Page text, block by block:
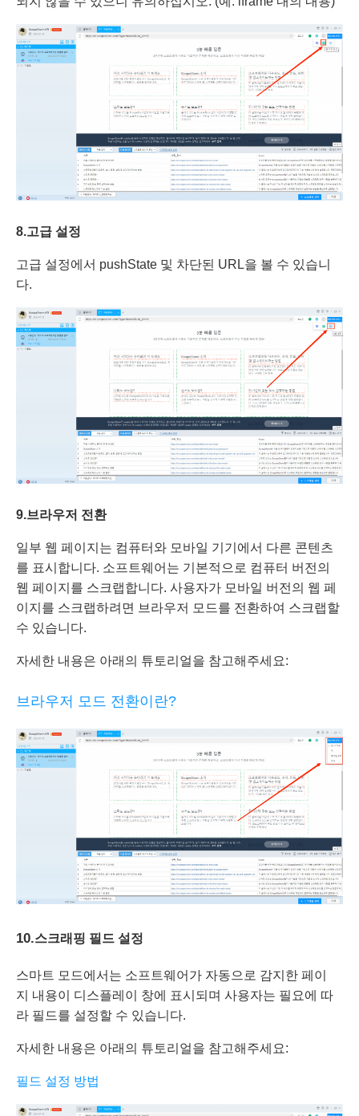
8.고급 설정
고급 설정에서 pushState 및 차단된 URL을 볼 수 있습니
다.
9.브라우저 전환
일부 웹 페이지는 컴퓨터와 모바일 기기에서 다른 콘텐츠
를 표시합니다. 소프트웨어는 기본적으로 컴퓨터 버전의
웹 페이지를 스크랩합니다. 사용자가 모바일 버전의 웹 페
이지를 스크랩하려면 브라우저 모드를 전환하여 스크랩할
수 있습니다.
자세한 내용은 아래의 튜토리얼을 참고해주세요:
브라우저 모드 전환이란?
10.스크래핑 필드 설정
스마트 모드에서는 소프트웨어가 자동으로 감지한 페이
지 내용이 디스플레이 창에 표시되며 사용자는 필요에 따
라 필드를 설정할 수 있습니다.
자세한 내용은 아래의 튜토리얼을 참고해주세요:
필드 설정 방법